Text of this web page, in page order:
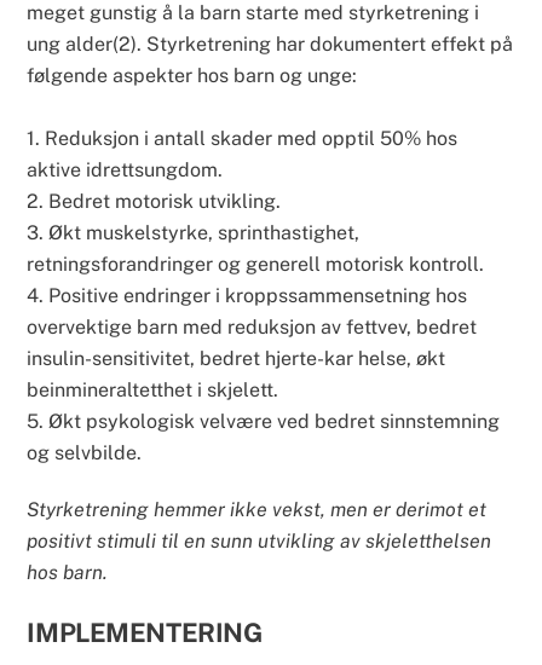
meget gunstig å la barn starte med styrketrening i
ung alder(2). Styrketrening har dokumentert effekt på
følgende aspekter hos barn og unge:
1. Reduksjon i antall skader med opptil 50% hos
aktive idrettsungdom.
2. Bedret motorisk utvikling.
3. Økt muskelstyrke, sprinthastighet,
retningsforandringer og generell motorisk kontroll.
4. Positive endringer i kroppssammensetning hos
overvektige barn med reduksjon av fettvev, bedret
insulin-sensitivitet, bedret hjerte-kar helse, økt
beinmineraltetthet i skjelett.
5. Økt psykologisk velvære ved bedret sinnstemning
og selvbilde.
Styrketrening hemmer ikke vekst, men er derimot et
positivt stimuli til en sunn utvikling av skjeletthelsen
hos barn.
IMPLEMENTERING